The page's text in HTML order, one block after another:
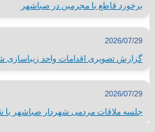
برخورد قاطع با مجرمین در صباشهر
2026/07/29
گزارش تصویری اقدامات واحد زیباسازی
2026/07/29
جلسه ملاقات مردمی شهردار صباشهر با